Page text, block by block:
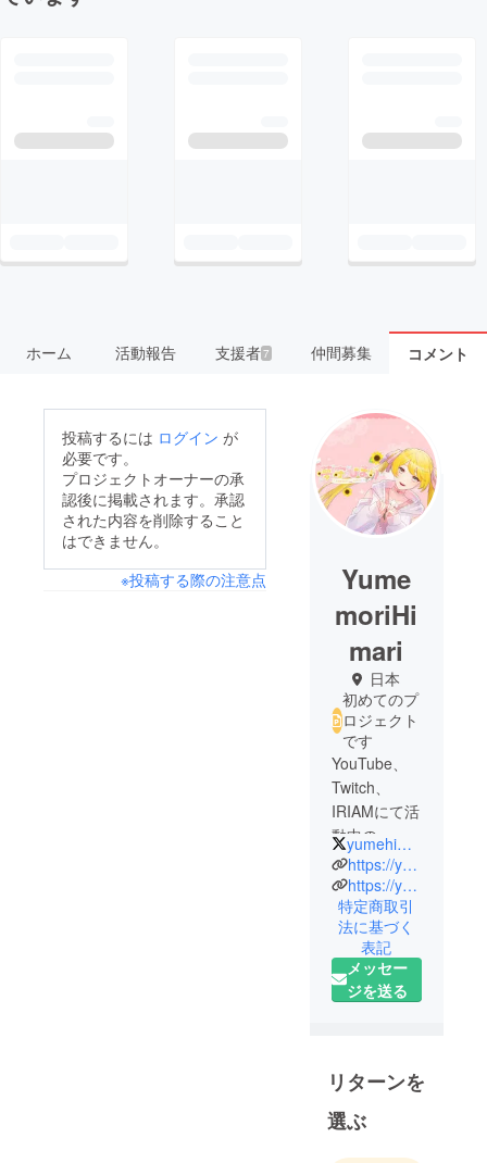
ホーム 活動報告 支援者7 仲間募集 コメント
投稿するには ログイン が
必要です。
プロジェクトオーナーの承
認後に掲載されます。承認
された内容を削除すること
はできません。
※投稿する際の注意点
Yume
moriHi
mari
日本
初めてのプ
ロジェクト
です
YouTube、
Twitch、
IRIAMにて活
動中の
Vtuber、夢
守ひまりで
す。
配信者とし
て、クリエ
イターとし
て、表現者
を共有した
くて活動し
ておりま
yumehima_v
https://yumemorihimari.themedia.jp/
https://youtube.com/@yumemorihimari?si=dZoXP2AyEai1Tatk
特定商取引
法に基づく
表記
メッセー
ジを送る
リターンを
選ぶ